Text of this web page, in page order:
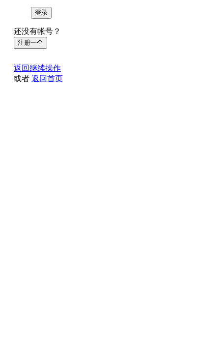
登录
还没有帐号？
注册一个
返回继续操作
或者 返回首页